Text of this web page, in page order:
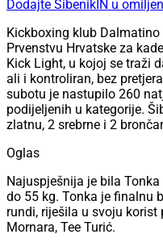
Dodajte ŠibenikIN u
Kickboxing klub
Prvenstvu Hrvatske za
Kick Light, u kojoj se traži
ali i kontroliran, bez
subotu je nastupilo 260
podijeljenih u kategorije.
zlatnu, 2 srebrne i 2
Oglas
Najuspješnija je bila
do 55 kg. Tonka je finalnu
rundi, riješila u svoju
Mornara, Tee Turić.